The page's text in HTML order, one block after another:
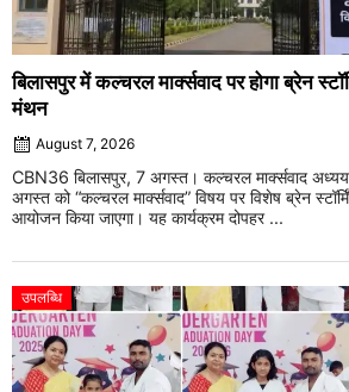
बिलासपुर में कल्चरल मार्क्सवाद पर होगा ब्रेन
मंथन
August 7, 2026
CBN36 बिलासपुर, 7 अगस्त। कल्चरल मार्क्सवाद
अगस्त को “कल्चरल मार्क्सवाद” विषय पर विशेष ब्रेन
आयोजन किया जाएगा। यह कार्यक्रम दोपहर ...
उपलब्धि